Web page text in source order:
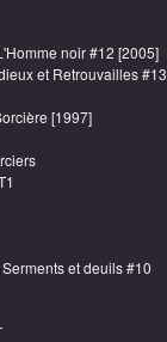
noir #12 [2005]
et Retrouvailles #13
[1997]
et deuils #10